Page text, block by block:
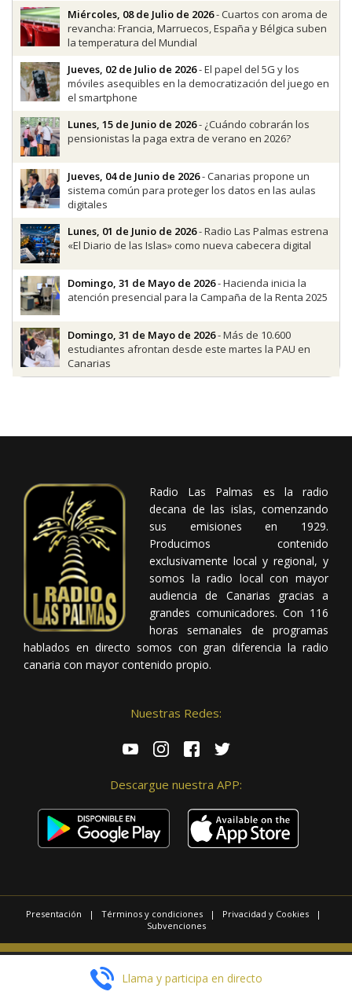
Miércoles, 08 de Julio de 2026- Cuartos con aroma de
revancha: Francia, Marruecos, España y Bélgica suben
la temperatura del Mundial
Jueves, 02 de Julio de 2026- El papel del 5G y los
móviles asequibles en la democratización del juego en
el smartphone
Lunes, 15 de Junio de 2026- ¿Cuándo cobrarán los
pensionistas la paga extra de verano en 2026?
Jueves, 04 de Junio de 2026- Canarias propone un
sistema común para proteger los datos en las aulas
digitales
Lunes, 01 de Junio de 2026- Radio Las Palmas estrena
«El Diario de las Islas» como nueva cabecera digital
Domingo, 31 de Mayo de 2026- Hacienda inicia la
atención presencial para la Campaña de la Renta 2025
Domingo, 31 de Mayo de 2026- Más de 10.600
estudiantes afrontan desde este martes la PAU en
Canarias
Radio Las Palmas es la radio
decana de las islas, comenzando
sus emisiones en 1929.
Producimos contenido
exclusivamente local y regional, y
somos la radio local con mayor
audiencia de Canarias gracias a
grandes comunicadores. Con 116
horas semanales de programas
hablados en directo somos con gran diferencia la radio
canaria con mayor contenido propio.
Nuestras Redes:
Descargue nuestra APP:
Presentación | Términos y condiciones | Privacidad y Cookies |
Subvenciones
Página realizada porWeb Las Palmas
Llama y participa en directo